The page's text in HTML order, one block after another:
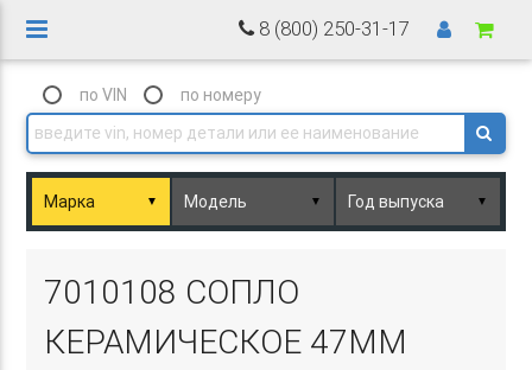
8 (800) 250-31-17
по VIN по номеру
▼ ▼ ▼
7010108 СОПЛО
КЕРАМИЧЕСКОЕ 47ММ